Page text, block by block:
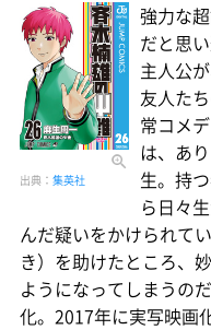
出典： 集英社
強力な
だと思
主人公
友人た
常コメ
は、あ
生。持
ら日々
んだ疑いをかけられて
き）を助けたところ、
ようになってしまうの
化。2017年に実写映画化